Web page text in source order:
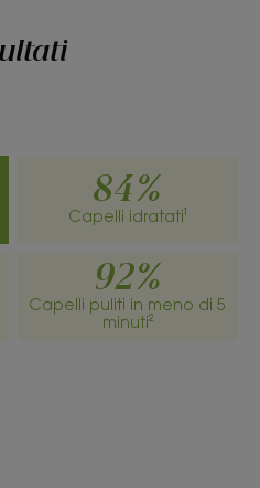
84%
Capelli idratati¹
92%
Capelli puliti in meno di 5
minuti²